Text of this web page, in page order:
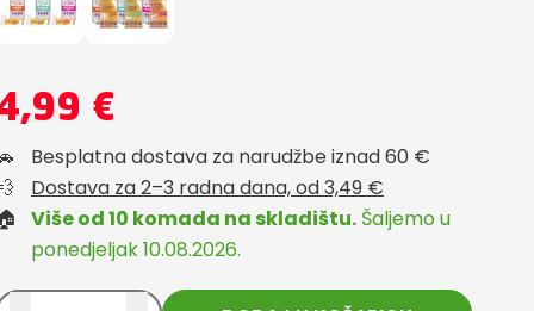
Customer from
08.04.2025
certifiedshop.com 01.04.2025
€
Besplatna dostava za narudžbe iznad 60 €
Dostava za 2–3 radna dana, od 3,49 €
🏠
Više od 10 komada na skladištu. Šaljemo u
ponedjeljak 10.08.2026.